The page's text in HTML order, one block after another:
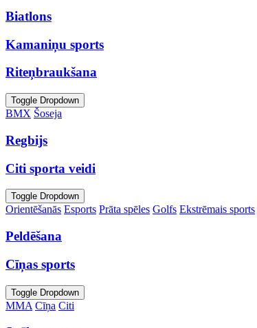
Biatlons
Kamaniņu sports
Riteņbraukšana
Toggle Dropdown
BMX Šoseja
Regbijs
Citi sporta veidi
Toggle Dropdown
Orientēšanās Esports Prāta spēles Golfs Ekstrēmais sports
Peldēšana
Cīņas sports
Toggle Dropdown
MMA Cīņa Citi